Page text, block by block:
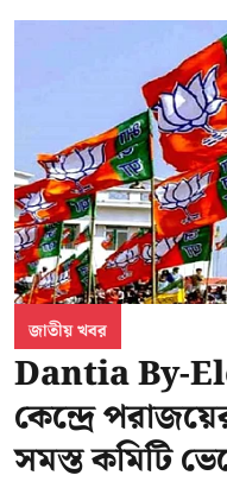
জাতীয় খবর
Dantia By-
কেন্দ্রে
সমস্ত কমিটি